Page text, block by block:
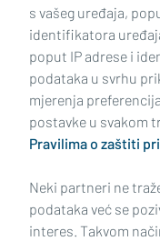
Impressum Uvjeti
Politika kolačića
Oglašavanje
RUBRIKE
s vašeg uređaja,
identifikatora
poput IP adrese i
podataka u svrhu
mjerenja
postavke u svakom
Pravilima o zaštiti
Neki partneri ne
podataka već se
interes. Takvom